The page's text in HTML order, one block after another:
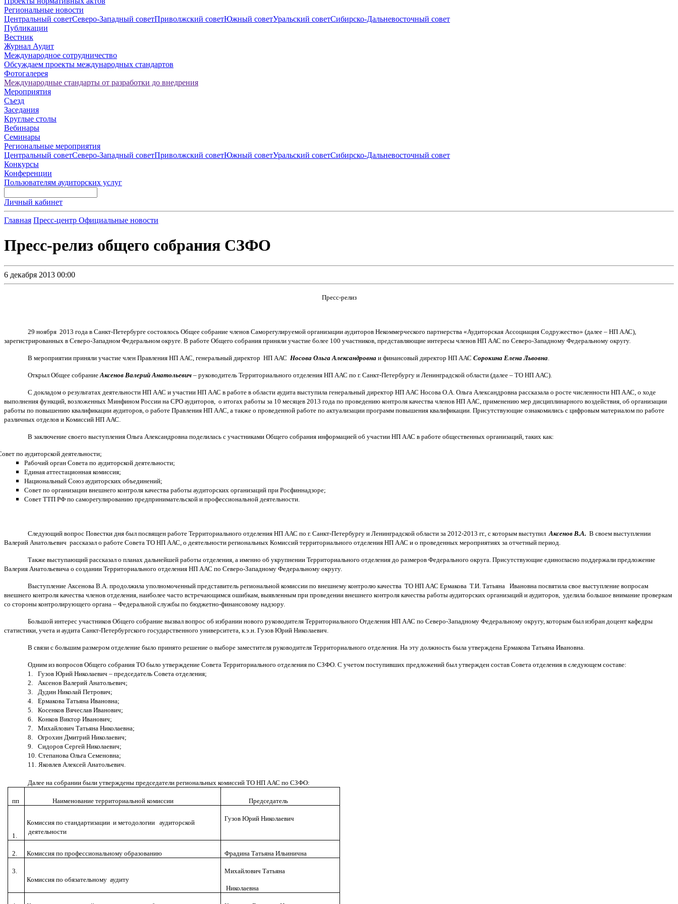
Региональные новости
Центральный советСеверо-Западный советПриволжский советЮжный советУральский советСибирско-Дальневосточный совет
Публикации
Вестник
Журнал Аудит
Международное сотрудничество
Обсуждаем проекты международных стандартов
Фотогалерея
Международные стандарты от разработки до внедрения
Мероприятия
Съезд
Заседания
Круглые столы
Вебинары
Семинары
Региональные мероприятия
Центральный советСеверо-Западный советПриволжский советЮжный советУральский советСибирско-Дальневосточный совет
Конкурсы
Конференции
Пользователям аудиторских услуг
Личный кабинет
Главная Пресс-центр Официальные новости
Пресс-релиз общего собрания СЗФО
6 декабря 2013 00:00
Пресс-релиз
29 ноября 2013 года в Санкт-Петербурге состоялось Общее собрание членов Саморегулируемой организации аудиторов Некоммерческого партнерства «Аудиторская Ассоциация Содружество» (далее – НП ААС),
зарегистрированных в Северо-Западном Федеральном округе. В работе Общего собрания приняли участие более 100 участников, представляющие интересы членов НП ААС по Северо-Западному Федеральному округу.
В мероприятии приняли участие член Правления НП ААС, генеральный директор НП ААСНосова Ольга Александровна и финансовый директор НП ААССорокина Елена Львовна.
Открыл Общее собраниеАксенов Валерий Анатольевич – руководитель Территориального отделения НП ААС по г. Санкт-Петербургу и Ленинградской области (далее – ТО НП ААС).
С докладом о результатах деятельности НП ААС и участии НП ААС в работе в области аудита выступила генеральный директор НП ААС Носова О.А. Ольга Александровна рассказала о росте численности НП ААС, о ходе
выполнения функций, возложенных Минфином России на СРО аудиторов, о итогах работы за 10 месяцев 2013 года по проведению контроля качества членов НП ААС, применению мер дисциплинарного воздействия, об организации
работы по повышению квалификации аудиторов, о работе Правления НП ААС, а также о проведенной работе по актуализации программ повышения квалификации. Присутствующие ознакомились с цифровым материалом по работе
различных отделов и Комиссий НП ААС.
В заключение своего выступления Ольга Александровна поделилась с участниками Общего собрания информацией об участии НП ААС в работе общественных организаций, таких как:
по аудиторской деятельности;
Рабочий орган Совета по аудиторской деятельности;
Единая аттестационная комиссия;
Национальный Союз аудиторских объединений;
Совет по организации внешнего контроля качества работы аудиторских организаций при Росфиннадзоре;
Совет ТТП РФ по саморегулированию предпринимательской и профессиональной деятельности.
Следующий вопрос Повестки дня был посвящен работе Территориального отделения НП ААС по г. Санкт-Петербургу и Ленинградской области за 2012-2013 гг., с которым выступилАксенов В.А. В своем выступлении
Валерий Анатольевич рассказал о работе Совета ТО НП ААС, о деятельности региональных Комиссий территориального отделения НП ААС и о проведенных мероприятиях за отчетный период.
Также выступающий рассказал о планах дальнейшей работы отделения, а именно об укрупнении Территориального отделения до размеров Федерального округа. Присутствующие единогласно поддержали предложение
Валерия Анатольевича о создании Территориального отделения НП ААС по Северо-Западному Федеральному округу.
Выступление Аксенова В.А. продолжила уполномоченный представитель региональной комиссии по внешнему контролю качества ТО НП ААС Ермакова Т.И. Татьяна Ивановна посвятила свое выступление вопросам
внешнего контроля качества членов отделения, наиболее часто встречающимся ошибкам, выявленным при проведении внешнего контроля качества работы аудиторских организаций и аудиторов, уделила большое внимание проверкам
со стороны контролирующего органа – Федеральной службы по бюджетно-финансовому надзору.
Большой интерес участников Общего собрание вызвал вопрос об избрании нового руководителя Территориального Отделения НП ААС по Северо-Западному Федеральному округу, которым был избран доцент кафедры
статистики, учета и аудита Санкт-Петербургского государственного университета, к.э.н. Гузов Юрий Николаевич.
В связи с большим размером отделение было принято решение о выборе заместителя руководителя Территориального отделения. На эту должность была утверждена Ермакова Татьяна Ивановна.
Одним из вопросов Общего собрания ТО было утверждение Совета Территориального отделения по СЗФО. С учетом поступивших предложений был утвержден состав Совета отделения в следующем составе:
1.
Гузов Юрий Николаевич – председатель Совета отделения;
2.
Аксенов Валерий Анатольевич;
3.
Дудин Николай Петрович;
4.
Ермакова Татьяна Ивановна;
5.
Косенков Вячеслав Иванович;
6.
Конков Виктор Иванович;
7.
Михайлович Татьяна Николаевна;
8.
Огрохин Дмитрий Николаевич;
9.
Сидоров Сергей Николаевич;
10. Степанова Ольга Семеновна;
11. Яковлев Алексей Анатольевич.
Далее на собрании были утверждены председатели региональных комиссий ТО НП ААС по СЗФО:
пп Наименование территориальной комиссии Председатель
1.
Комиссия по стандартизации и методологии аудиторской
деятельности
Гузов Юрий Николаевич
2. Комиссия по профессиональному образованию Фрадина Татьяна Ильинична
3.
Комиссия по обязательному аудиту
Михайлович Татьяна
Николаевна